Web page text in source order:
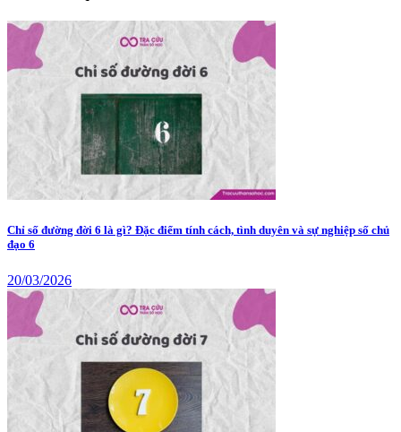
Chỉ số đường đời 6 là gì? Đặc điểm tính cách, tình duyên và sự nghiệp số chủ
đạo 6
20/03/2026